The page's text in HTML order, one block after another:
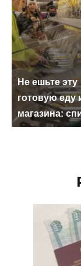
Не ешьте эту
готовую еду
магазина: